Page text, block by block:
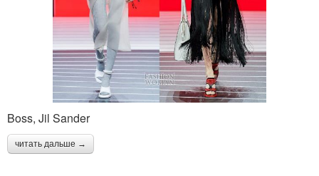
Boss, Jil Sander
читать дальше →